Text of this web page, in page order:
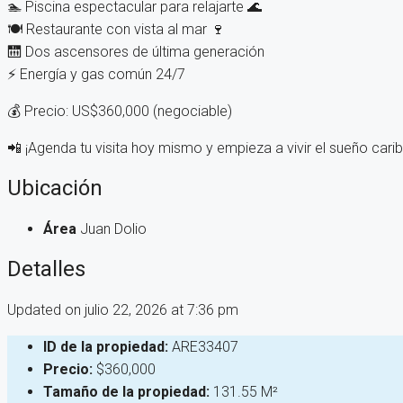
🏊 Piscina espectacular para relajarte 🌊
🍽 Restaurante con vista al mar 🍷
🛗 Dos ascensores de última generación
⚡ Energía y gas común 24/7
💰 Precio: US$360,000 (negociable)
📲 ¡Agenda tu visita hoy mismo y empieza a vivir el sueño
Ubicación
Área Juan Dolio
Detalles
Updated on julio 22, 2026 at 7:36 pm
ID de la propiedad: ARE33407
Precio: $360,000
Tamaño de la propiedad: 131.55 M²